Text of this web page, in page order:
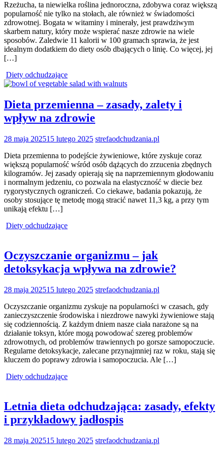
Rzeżucha, ta niewielka roślina jednoroczna, zdobywa coraz większą
popularność nie tylko na stołach, ale również w świadomości
zdrowotnej. Bogata w witaminy i minerały, jest prawdziwym
skarbem natury, który może wspierać nasze zdrowie na wiele
sposobów. Zaledwie 11 kalorii w 100 gramach sprawia, że jest
idealnym dodatkiem do diety osób dbających o linię. Co więcej, jej
[…]
Diety odchudzające
Dieta przemienna – zasady, zalety i
wpływ na zdrowie
28 maja 202515 lutego 2025 strefaodchudzania.pl
Dieta przemienna to podejście żywieniowe, które zyskuje coraz
większą popularność wśród osób dążących do zrzucenia zbędnych
kilogramów. Jej zasady opierają się na naprzemiennym głodowaniu
i normalnym jedzeniu, co pozwala na elastyczność w diecie bez
rygorystycznych ograniczeń. Co ciekawe, badania pokazują, że
osoby stosujące tę metodę mogą stracić nawet 11,3 kg, a przy tym
unikają efektu […]
Diety odchudzające
Oczyszczanie organizmu – jak
detoksykacja wpływa na zdrowie?
28 maja 202515 lutego 2025 strefaodchudzania.pl
Oczyszczanie organizmu zyskuje na popularności w czasach, gdy
zanieczyszczenie środowiska i niezdrowe nawyki żywieniowe stają
się codziennością. Z każdym dniem nasze ciała narażone są na
działanie toksyn, które mogą powodować szereg problemów
zdrowotnych, od problemów trawiennych po gorsze samopoczucie.
Regularne detoksykacje, zalecane przynajmniej raz w roku, stają się
kluczem do poprawy zdrowia i samopoczucia. Ale […]
Diety odchudzające
Letnia dieta odchudzająca: zasady, efekty
i przykładowy jadłospis
28 maja 202515 lutego 2025 strefaodchudzania.pl